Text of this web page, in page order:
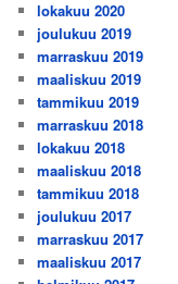
lokakuu 2020
joulukuu 2019
marraskuu 2019
maaliskuu 2019
tammikuu 2019
marraskuu 2018
lokakuu 2018
maaliskuu 2018
tammikuu 2018
joulukuu 2017
marraskuu 2017
maaliskuu 2017